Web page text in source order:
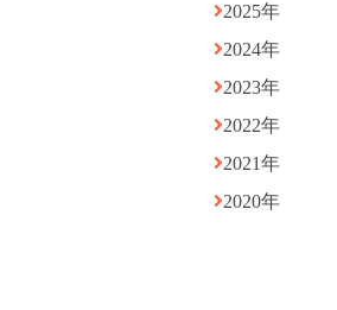
2025年
2024年
2023年
2022年
2021年
2020年